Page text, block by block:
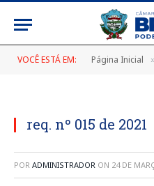
VOCÊ ESTÁ EM: Página Inicial
req. nº 015 de 2021
POR ADMINISTRADOR ON 24 DE